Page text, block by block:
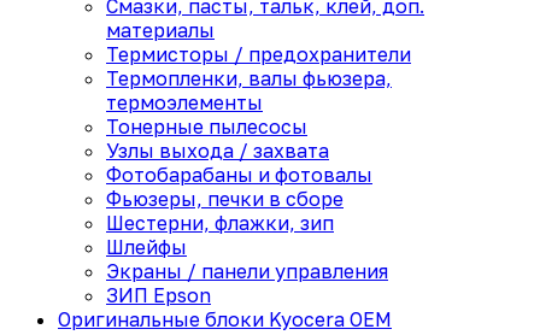
Смазки, пасты, тальк, клей, доп.
материалы
Термисторы / предохранители
Термопленки, валы фьюзера,
термоэлементы
Тонерные пылесосы
Узлы выхода / захвата
Фотобарабаны и фотовалы
Фьюзеры, печки в сборе
Шестерни, флажки, зип
Шлейфы
Экраны / панели управления
ЗИП Epson
Оригинальные блоки Kyocera OEM